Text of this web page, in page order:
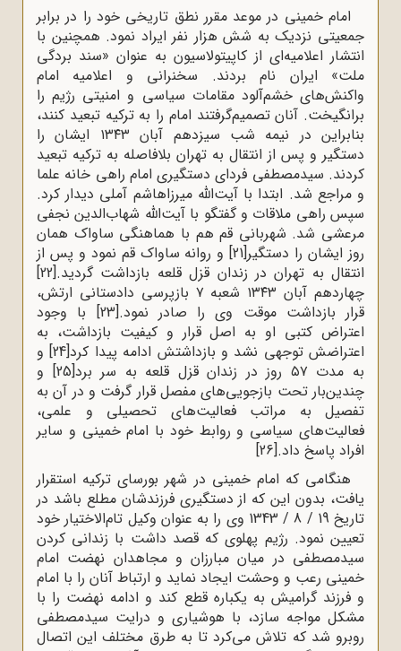
امام خمینی در موعد مقرر نطق تاریخی خود را در برابر
جمعیتی نزدیک به شش هزار نفر ایراد نمود. همچنین با
انتشار اعلامیه‌ای از کاپیتولاسیون به عنوان «سند بردگی
ملت» ایران نام بردند. سخنرانی و اعلامیه امام
واکنش‌های خشم‌آلود مقامات سیاسی و امنیتی رژیم را
برانگیخت. آنان تصمیم‌گرفتند امام را به ترکیه تبعید کنند،
بنابراین در نیمه شب سیزدهم آبان ۱۳۴۳ ایشان را
دستگیر و پس از انتقال به تهران بلافاصله به ترکیه تبعید
کردند. سیدمصطفی فردای دستگیری امام راهی خانه علما
و مراجع شد. ابتدا با آیت‌الله میرزاهاشم آملی دیدار کرد.
سپس راهی ملاقات و گفتگو با آیت‌الله شهاب‌الدین نجفی
مرعشی شد. شهربانی قم هم با هماهنگی ساواک همان
روز ایشان را دستگیر[21]و روانه ساواک قم نمود و پس از
انتقال به تهران در زندان قزل قلعه بازداشت گردید.[22]
چهاردهم آبان ۱۳۴۳ شعبه ۷ بازپرسی دادستانی ارتش،
قرار بازداشت موقت وی را صادر نمود.[23] با وجود
اعتراض کتبی او به اصل قرار و کیفیت بازداشت، به
اعتراضش توجهی نشد و بازداشتش ادامه پیدا کرد[24]و
به مدت ۵۷ روز در زندان قزل قلعه به سر برد
[25] و
چندین‌بار تحت بازجویی‌های مفصل قرار گرفت و در آن به
تفصیل به مراتب فعالیت‌های تحصیلی و علمی،
فعالیت‌های سیاسی و روابط خود با امام خمینی و سایر
افراد پاسخ داد.[26]
هنگامی که امام خمینی در شهر بورسای ترکیه استقرار
یافت، بدون این که از دستگیری فرزندشان مطلع باشد در
تاریخ 19 / 8 / 1343 وی را به عنوان وکیل تام‌الاختیار خود
تعیین نمود. رژیم پهلوی که قصد داشت با زندانی کردن
سیدمصطفی در میان مبارزان و مجاهدان نهضت امام
خمینی رعب و وحشت ایجاد نماید و ارتباط آنان را با امام
و فرزند گرامیش به یکباره قطع کند و ادامه نهضت را با
مشکل مواجه سازد، با هوشیاری و درایت سیدمصطفی
روبرو شد که تلاش می‌کرد تا به طرق مختلف این اتصال